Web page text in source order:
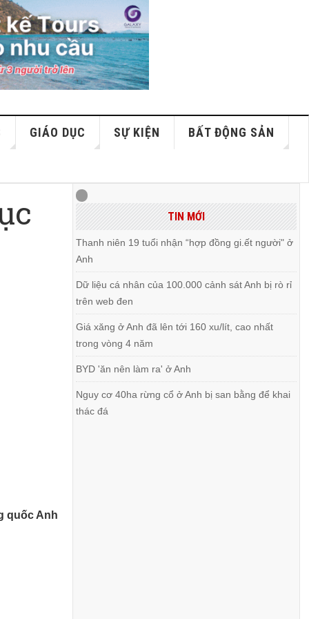
GIÁO DỤC SỰ KIỆN BẤT ĐỘNG SẢN
quốc Anh
TIN MỚI
Thanh niên 19 tuổi nhận “hợp đồng gi.ết người" ở
Anh
Dữ liệu cá nhân của 100.000 cảnh sát Anh bị rò rỉ
trên web đen
Giá xăng ở Anh đã lên tới 160 xu/lít, cao nhất
trong vòng 4 năm
BYD 'ăn nên làm ra' ở Anh
Nguy cơ 40ha rừng cổ ở Anh bị san bằng để khai
thác đá